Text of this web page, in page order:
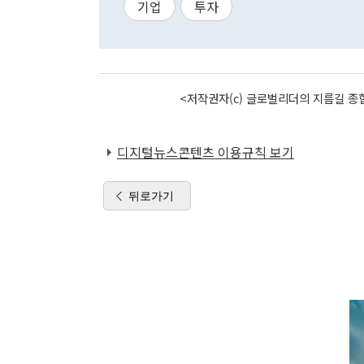
기업 투자
<저작권자(c) 글로벌리더의 지름길
디지털뉴스콘텐츠 이용규칙 보기
뒤로가기